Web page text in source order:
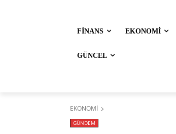
FİNANS EKONOMİ
GÜNCEL
EKONOMİ
GÜNDEM